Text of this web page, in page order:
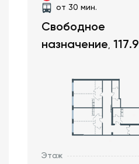
от 30 мин.
Свободное
назначение, 117.9
Этаж